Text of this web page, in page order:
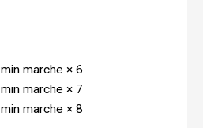
marche × 6
marche × 7
marche × 8